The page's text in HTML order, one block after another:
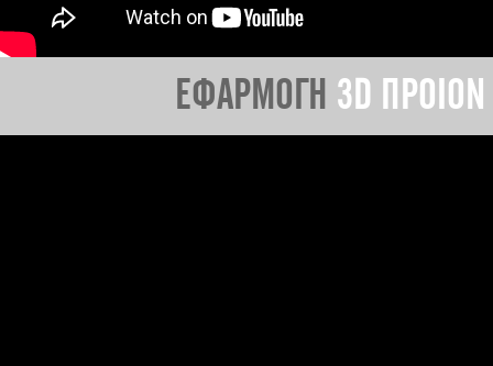
ΕΦΑΡΜΟΓΗ 3D ΠΡΟΙΟΝ